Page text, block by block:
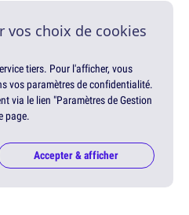
vos choix de cookies
tiers. Pour l'afficher, vous
vos paramètres de confidentialité.
via le lien "Paramètres de Gestion
page.
Accepter & afficher